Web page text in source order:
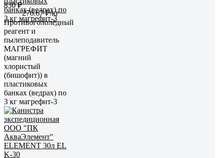
830 ₽
276.67 ₽/кг
Противогололёдный
реагент и
пылеподавитель
МАГРЕФИТ
(магний
хлористый
(бишофит)) в
пластиковых
банках (ведрах) по
3 кг магрефит-3